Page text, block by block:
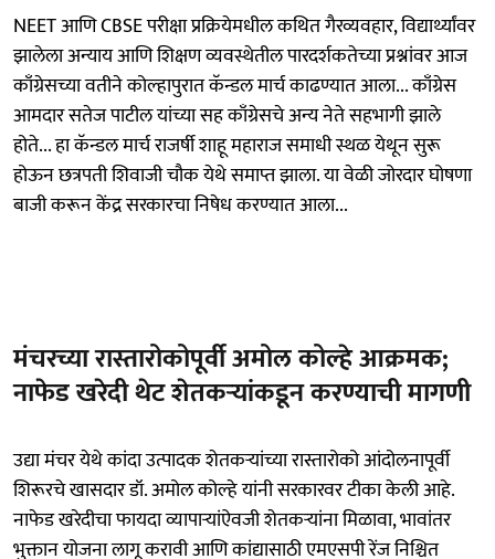
NEET आणि CBSE परीक्षा प्रक्रियेमधील कथित गैरव्यवहार, विद्यार्थ्यांवर
झालेला अन्याय आणि शिक्षण व्यवस्थेतील पारदर्शकतेच्या प्रश्नांवर आज
काँग्रेसच्या वतीने कोल्हापुरात कॅन्डल मार्च काढण्यात आला... काँग्रेस
आमदार सतेज पाटील यांच्या सह काँग्रेसचे अन्य नेते सहभागी झाले
होते... हा कॅन्डल मार्च राजर्षी शाहू महाराज समाधी स्थळ येथून सुरू
होऊन छत्रपती शिवाजी चौक येथे समाप्त झाला. या वेळी जोरदार घोषणा
बाजी करून केंद्र सरकारचा निषेध करण्यात आला...
मंचरच्या रास्तारोकोपूर्वी अमोल कोल्हे आक्रमक;
नाफेड खरेदी थेट शेतकऱ्यांकडून करण्याची मागणी
उद्या मंचर येथे कांदा उत्पादक शेतकऱ्यांच्या रास्तारोको आंदोलनापूर्वी
शिरूरचे खासदार डॉ. अमोल कोल्हे यांनी सरकारवर टीका केली आहे.
नाफेड खरेदीचा फायदा व्यापाऱ्यांऐवजी शेतकऱ्यांना मिळावा, भावांतर
भुक्तान योजना लागू करावी आणि कांद्यासाठी एमएसपी रेंज निश्चित